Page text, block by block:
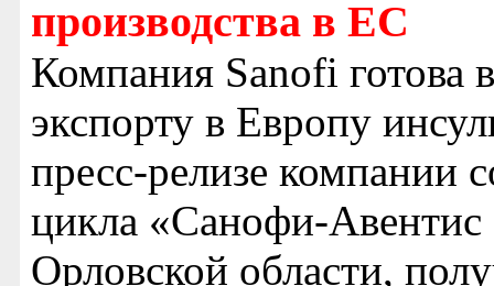
производства в ЕС
Компания Sanofi готова
экспорту в Европу
пресс-релизе компании
цикла «Санофи-
Орловской области,